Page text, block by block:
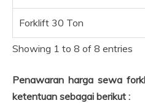
Forklift 30 Ton
Showing 1 to 8 of 8 entries
Penawaran harga sewa
ketentuan sebagai berikut :